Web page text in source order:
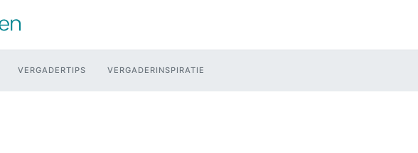
VERGADERTIPS VERGADERINSPIRATIE